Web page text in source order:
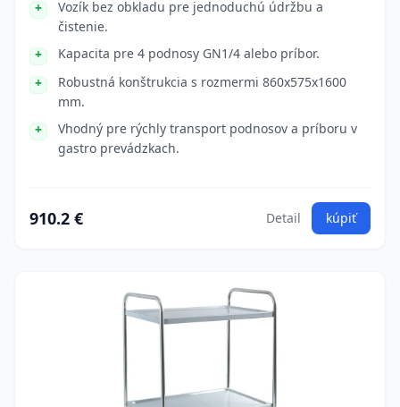
Vozík bez obkladu pre jednoduchú údržbu a
čistenie.
Kapacita pre 4 podnosy GN1/4 alebo príbor.
Robustná konštrukcia s rozmermi 860x575x1600
mm.
Vhodný pre rýchly transport podnosov a príboru v
gastro prevádzkach.
910.2 € Detail kúpiť